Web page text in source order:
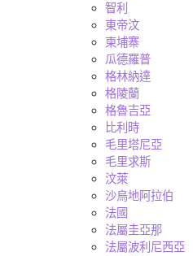
智利
東帝汶
柬埔寨
瓜德羅普
格林納達
格陵蘭
格魯吉亞
比利時
毛里塔尼亞
毛里求斯
汶萊
沙烏地阿拉伯
法國
法屬圭亞那
法屬波利尼西亞